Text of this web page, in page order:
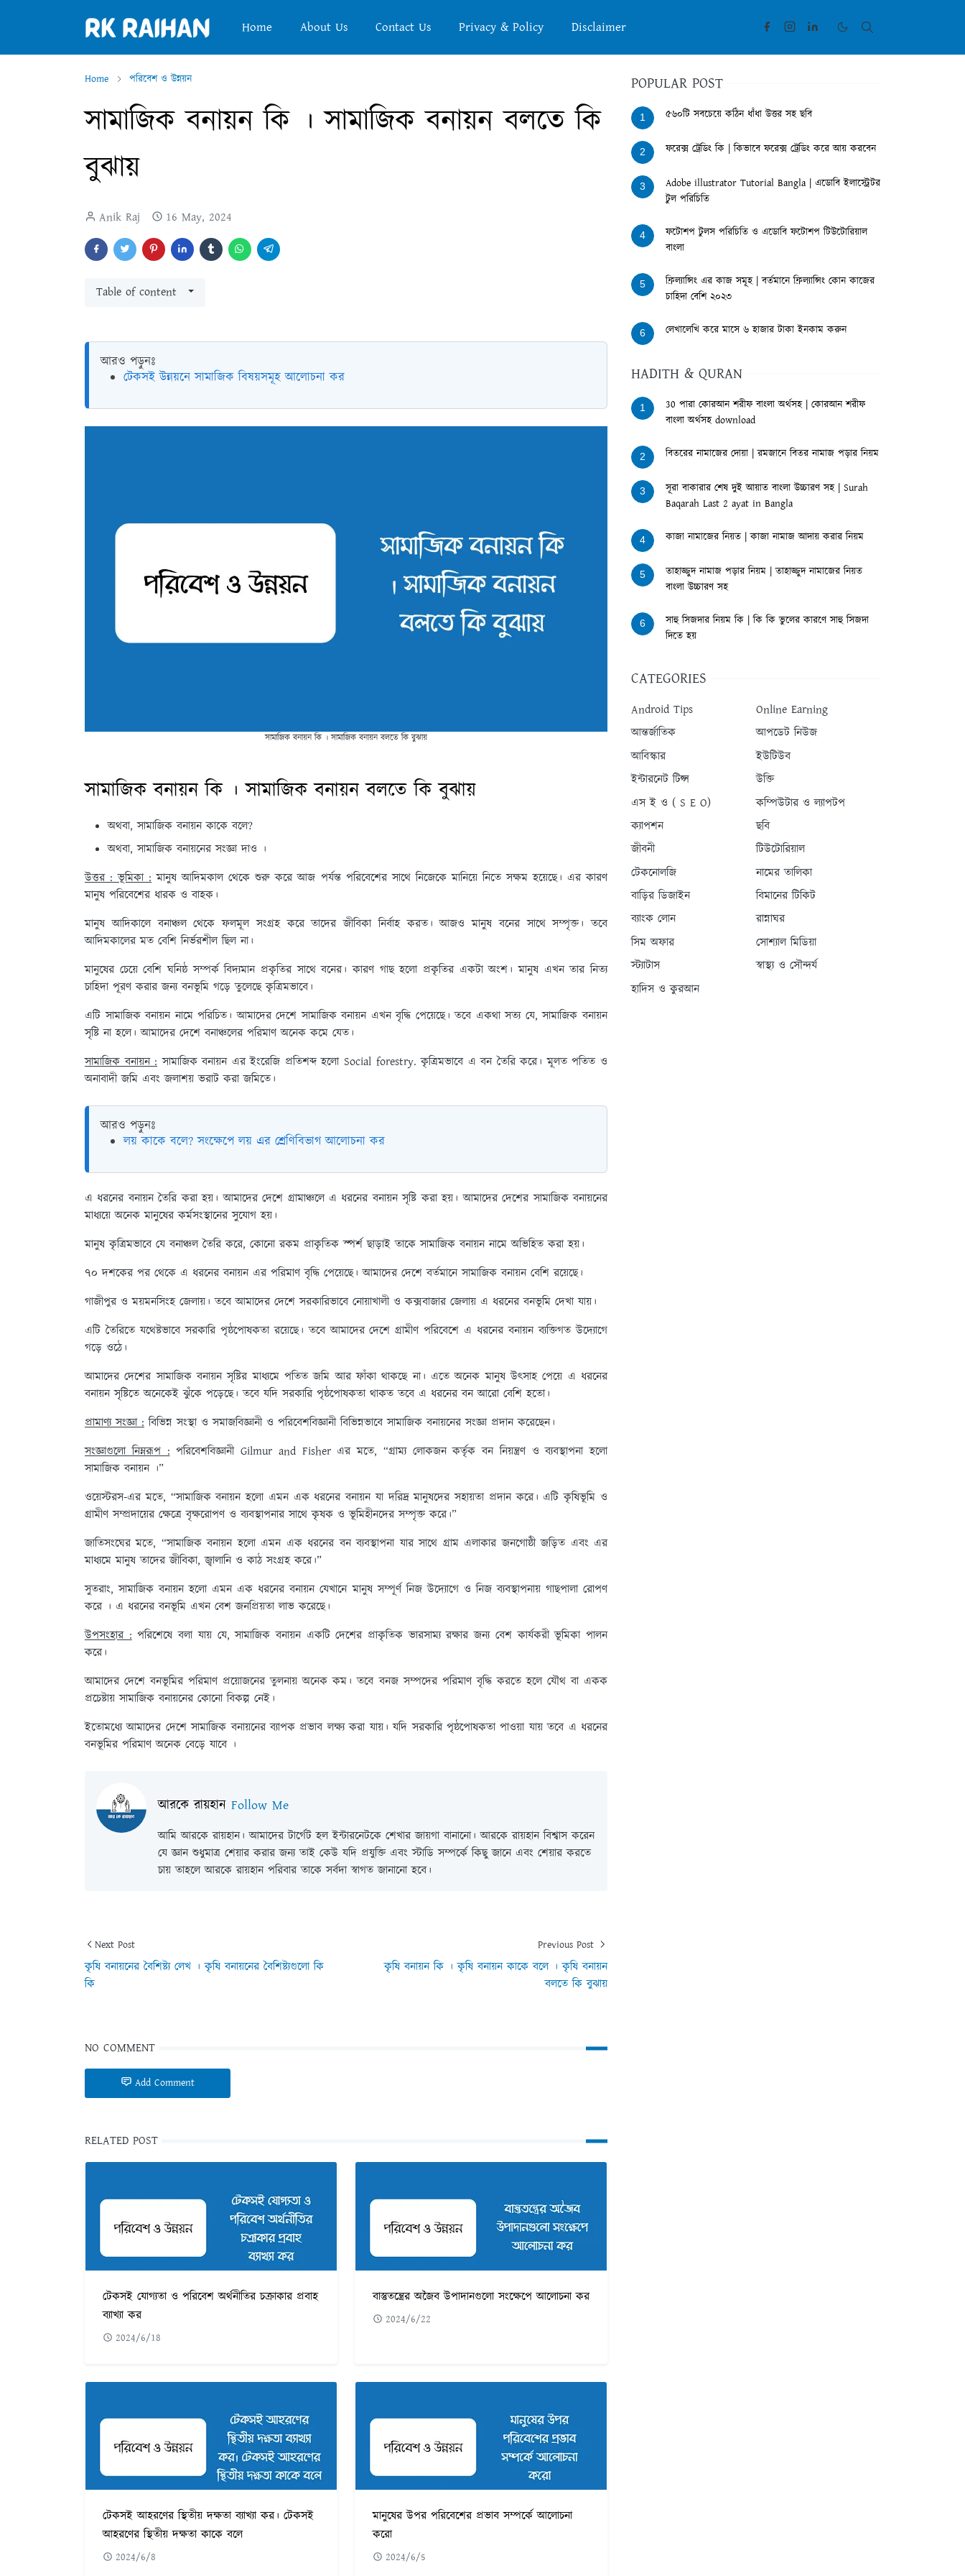
Home About Us Contact Us Privacy & Policy Disclaimer
Home পরিবেশ ও উন্নয়ন
সামাজিক বনায়ন কি । সামাজিক বনায়ন বলতে কি
বুঝায়
Anik Raj 16 May, 2024
Table of content
আরও পড়ুনঃ
টেকসই উন্নয়নে সামাজিক বিষয়সমূহ আলোচনা কর
সামাজিক বনায়ন কি । সামাজিক বনায়ন বলতে কি বুঝায়
সামাজিক বনায়ন কি । সামাজিক বনায়ন বলতে কি বুঝায়
অথবা, সামাজিক বনায়ন কাকে বলে?
অথবা, সামাজিক বনায়নের সংজ্ঞা দাও ।
উত্তর : ভূমিকা :মানুষ আদিমকাল থেকে শুরু করে আজ পর্যন্ত পরিবেশের সাথে নিজেকে মানিয়ে নিতে সক্ষম হয়েছে। এর কারণ
মানুষ পরিবেশের ধারক ও বাহক।
মানুষ আদিকালে বনাঞ্চল থেকে ফলমূল সংগ্রহ করে তাদের জীবিকা নির্বাহ করত। আজও মানুষ বনের সাথে সম্পৃক্ত। তবে
আদিমকালের মত বেশি নির্ভরশীল ছিল না।
মানুষের চেয়ে বেশি ঘনিষ্ঠ সম্পর্ক বিদ্যমান প্রকৃতির সাথে বনের। কারণ গাছ হলো প্রকৃতির একটা অংশ। মানুষ এখন তার নিত্য
চাহিদা পূরণ করার জন্য বনভূমি গড়ে তুলেছে কৃত্রিমভাবে।
এটি সামাজিক বনায়ন নামে পরিচিত। আমাদের দেশে সামাজিক বনায়ন এখন বৃদ্ধি পেয়েছে। তবে একথা সত্য যে, সামাজিক বনায়ন
সৃষ্টি না হলে। আমাদের দেশে বনাঞ্চলের পরিমাণ অনেক কমে যেত।
সামাজিক বনায়ন :সামাজিক বনায়ন এর ইংরেজি প্রতিশব্দ হলো Social forestry. কৃত্রিমভাবে এ বন তৈরি করে। মূলত পতিত ও
অনাবাদী জমি এবং জলাশয় ভরাট করা জমিতে।
আরও পড়ুনঃ
লয় কাকে বলে? সংক্ষেপে লয় এর শ্রেণিবিভাগ আলোচনা কর
এ ধরনের বনায়ন তৈরি করা হয়। আমাদের দেশে গ্রামাঞ্চলে এ ধরনের বনায়ন সৃষ্টি করা হয়। আমাদের দেশের সামাজিক বনায়নের
মাধ্যয়ে অনেক মানুষের কর্মসংস্থানের সুযোগ হয়।
মানুষ কৃত্রিমভাবে যে বনাঞ্চল তৈরি করে, কোনো রকম প্রাকৃতিক স্পর্শ ছাড়াই তাকে সামাজিক বনায়ন নামে অভিহিত করা হয়।
৭০ দশকের পর থেকে এ ধরনের বনায়ন এর পরিমাণ বৃদ্ধি পেয়েছে। আমাদের দেশে বর্তমানে সামাজিক বনায়ন বেশি রয়েছে।
গাজীপুর ও ময়মনসিংহ জেলায়। তবে আমাদের দেশে সরকারিভাবে নোয়াখালী ও কক্সবাজার জেলায় এ ধরনের বনভূমি দেখা যায়।
এটি তৈরিতে যথেষ্টভাবে সরকারি পৃষ্ঠপোষকতা রয়েছে। তবে আমাদের দেশে গ্রামীণ পরিবেশে এ ধরনের বনায়ন ব্যক্তিগত উদ্যোগে
গড়ে ওঠে।
আমাদের দেশের সামাজিক বনায়ন সৃষ্টির মাধ্যমে পতিত জমি আর ফাঁকা থাকছে না। এতে অনেক মানুষ উৎসাহ পেয়ে এ ধরনের
বনায়ন সৃষ্টিতে অনেকেই ঝুঁকে পড়েছে। তবে যদি সরকারি পৃষ্ঠপোষকতা থাকত তবে এ ধরনের বন আরো বেশি হতো।
প্রামাণ্য সংজ্ঞা : বিভিন্ন সংস্থা ও সমাজবিজ্ঞানী ও পরিবেশবিজ্ঞানী বিভিন্নভাবে সামাজিক বনায়নের সংজ্ঞা প্রদান করেছেন।
সংজ্ঞাগুলো নিম্নরূপ :পরিবেশবিজ্ঞানী Gilmur and Fisher এর মতে, “গ্রাম্য লোকজন কর্তৃক বন নিয়ন্ত্রণ ও ব্যবস্থাপনা হলো
সামাজিক বনায়ন ।”
ওয়েস্টরস-এর মতে, “সামাজিক বনায়ন হলো এমন এক ধরনের বনায়ন যা দরিদ্র মানুষদের সহায়তা প্রদান করে। এটি কৃষিভূমি ও
গ্রামীণ সম্প্রদায়ের ক্ষেত্রে বৃক্ষরোপণ ও ব্যবস্থাপনার সাথে কৃষক ও ভূমিহীনদের সম্পৃক্ত করে।”
জাতিসংঘের মতে, “সামাজিক বনায়ন হলো এমন এক ধরনের বন ব্যবস্থাপনা যার সাথে গ্রাম এলাকার জনগোষ্ঠী জড়িত এবং এর
মাধ্যমে মানুষ তাদের জীবিকা, জ্বালানি ও কাঠ সংগ্রহ করে।”
সুতরাং, সামাজিক বনায়ন হলো এমন এক ধরনের বনায়ন যেখানে মানুষ সম্পূর্ণ নিজ উদ্যোগে ও নিজ ব্যবস্থাপনায় গাছপালা রোপণ
করে । এ ধরনের বনভূমি এখন বেশ জনপ্রিয়তা লাভ করেছে।
উপসংহার :পরিশেষে বলা যায় যে, সামাজিক বনায়ন একটি দেশের প্রাকৃতিক ভারসাম্য রক্ষার জন্য বেশ কার্যকরী ভূমিকা পালন
করে।
আমাদের দেশে বনভূমির পরিমাণ প্রয়োজনের তুলনায় অনেক কম। তবে বনজ সম্পদের পরিমাণ বৃদ্ধি করতে হলে যৌথ বা একক
প্রচেষ্টায় সামাজিক বনায়নের কোনো বিকল্প নেই।
ইতোমধ্যে আমাদের দেশে সামাজিক বনায়নের ব্যাপক প্রভাব লক্ষ্য করা যায়। যদি সরকারি পৃষ্ঠপোষকতা পাওয়া যায় তবে এ ধরনের
বনভূমির পরিমাণ অনেক বেড়ে যাবে ।
আরকে রায়হান Follow Me
আমি আরকে রায়হান। আমাদের টার্গেট হল ইন্টারনেটকে শেখার জায়গা বানানো। আরকে রায়হান বিশ্বাস করেন
যে জ্ঞান শুধুমাত্র শেয়ার করার জন্য তাই কেউ যদি প্রযুক্তি এবং স্টাডি সম্পর্কে কিছু জানে এবং শেয়ার করতে
চায় তাহলে আরকে রায়হান পরিবার তাকে সর্বদা স্বাগত জানানো হবে।
Next Post
কৃষি বনায়নের বৈশিষ্ট্য লেখ । কৃষি বনায়নের বৈশিষ্ট্যগুলো কি
কি
Previous Post
কৃষি বনায়ন কি । কৃষি বনায়ন কাকে বলে । কৃষি বনায়ন
বলতে কি বুঝায়
NO COMMENT
Add Comment
RELATED POST
টেকসই যোগ্যতা ও পরিবেশ অর্থনীতির চক্রাকার প্রবাহ
ব্যাখ্যা কর
2024/6/18
বাস্তুতন্ত্রের অজৈব উপাদানগুলো সংক্ষেপে আলোচনা কর
2024/6/22
টেকসই আহরণের স্থিতীয় দক্ষতা ব্যাখ্যা কর। টেকসই
আহরণের স্থিতীয় দক্ষতা কাকে বলে
2024/6/8
মানুষের উপর পরিবেশের প্রভাব সম্পর্কে আলোচনা
করো
2024/6/5
POPULAR POST
1 ৫৬০টি সবচেয়ে কঠিন ধাঁধা উত্তর সহ ছবি
2 ফরেক্স ট্রেডিং কি | কিভাবে ফরেক্স ট্রেডিং করে আয় করবেন
3
Adobe illustrator Tutorial Bangla | এডোবি ইলাস্ট্রেটর
টুল পরিচিতি
4
ফটোশপ টুলস পরিচিতি ও এডোবি ফটোশপ টিউটোরিয়াল
বাংলা
5
ফ্রিল্যান্সিং এর কাজ সমূহ | বর্তমানে ফ্রিল্যান্সিং কোন কাজের
চাহিদা বেশি ২০২৩
6 লেখালেখি করে মাসে ৬ হাজার টাকা ইনকাম করুন
HADITH & QURAN
1
30 পারা কোরআন শরীফ বাংলা অর্থসহ | কোরআন শরীফ
বাংলা অর্থসহ download
2 বিতরের নামাজের দোয়া | রমজানে বিতর নামাজ পড়ার নিয়ম
3
সূরা বাকারার শেষ দুই আয়াত বাংলা উচ্চারণ সহ | Surah
Baqarah Last 2 ayat in Bangla
4 কাজা নামাজের নিয়ত | কাজা নামাজ আদায় করার নিয়ম
5
তাহাজ্জুদ নামাজ পড়ার নিয়ম | তাহাজ্জুদ নামাজের নিয়ত
বাংলা উচ্চারণ সহ
6
সাহু সিজদার নিয়ম কি | কি কি ভুলের কারণে সাহু সিজদা
দিতে হয়
CATEGORIES
Android Tips
Online Earning
আন্তর্জাতিক
আপডেট নিউজ
আবিস্কার
ইউটিউব
ইন্টারনেট টিপ্স
উক্তি
এস ই ও ( S E O)
কম্পিউটার ও ল্যাপটপ
ক্যাপশন
ছবি
জীবনী
টিউটোরিয়াল
টেকনোলজি
নামের তালিকা
বাড়ির ডিজাইন
বিমানের টিকিট
ব্যাংক লোন
রান্নাঘর
সিম অফার
সোশ্যাল মিডিয়া
স্ট্যাটাস
স্বাস্থ্য ও সৌন্দর্য
হাদিস ও কুরআন